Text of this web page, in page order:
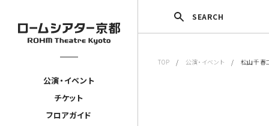
公演・イベント
チケット
フロアガイド
SEARCH
TOP / 公演・イベント / 松山千春コ